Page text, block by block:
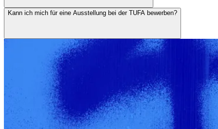
Kann ich mich für eine Ausstellung bei der TUFA bewerben?